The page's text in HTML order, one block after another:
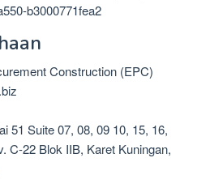
b3000771fea2
Construction (EPC)
51 Suite 07, 08, 09 10, 15, 16,
C-22 Blok IIB, Karet Kuningan,